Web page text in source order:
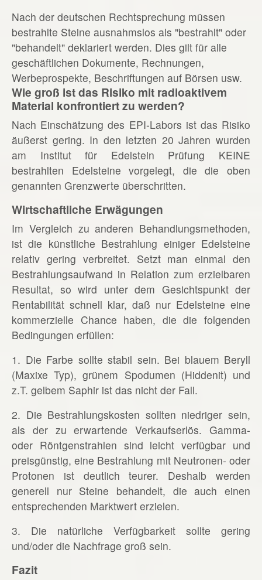
Nach der deutschen Rechtsprechung müssen
bestrahlte Steine ausnahmslos als "bestrahlt" oder
"behandelt" deklariert werden. Dies gilt für alle
geschäftlichen Dokumente, Rechnungen,
Werbeprospekte, Beschriftungen auf Börsen usw.
Wie groß ist das Risiko mit radioaktivem
Material konfrontiert zu werden?
Nach Einschätzung des EPI-Labors ist das Risiko
äußerst gering. In den letzten 20 Jahren wurden
am Institut für Edelstein Prüfung KEINE
bestrahlten Edelsteine vorgelegt, die die oben
genannten Grenzwerte überschritten.
Wirtschaftliche Erwägungen
Im Vergleich zu anderen Behandlungsmethoden,
ist die künstliche Bestrahlung einiger Edelsteine
relativ gering verbreitet. Setzt man einmal den
Bestrahlungsaufwand in Relation zum erzielbaren
Resultat, so wird unter dem Gesichtspunkt der
Rentabilität schnell klar, daß nur Edelsteine eine
kommerzielle Chance haben, die die folgenden
Bedingungen erfüllen:
1. Die Farbe sollte stabil sein. Bei blauem Beryll
(Maxixe Typ), grünem Spodumen (Hiddenit) und
z.T. gelbem Saphir ist das nicht der Fall.
2. Die Bestrahlungskosten sollten niedriger sein,
als der zu erwartende Verkaufserlös. Gamma-
oder Röntgenstrahlen sind leicht verfügbar und
preisgünstig, eine Bestrahlung mit Neutronen- oder
Protonen ist deutlich teurer. Deshalb werden
generell nur Steine behandelt, die auch einen
entsprechenden Marktwert erzielen.
3. Die natürliche Verfügbarkeit sollte gering
und/oder die Nachfrage groß sein.
Fazit